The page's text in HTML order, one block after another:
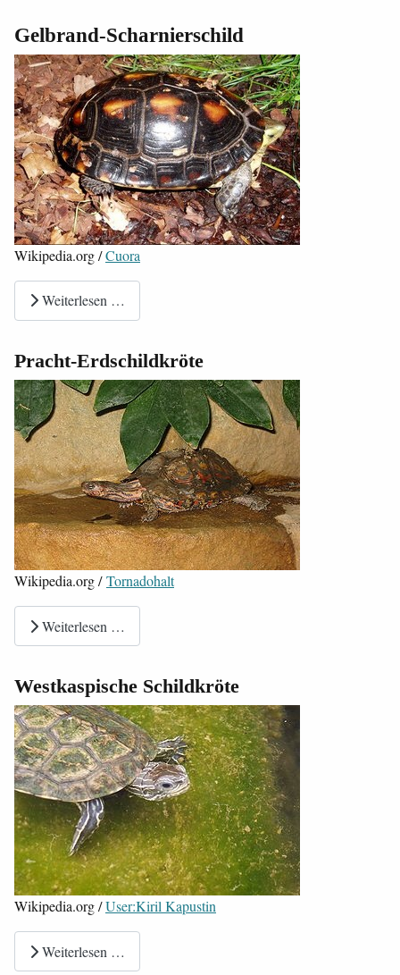
Gelbrand-Scharnierschild
Wikipedia.org /Cuora
Weiterlesen …
Pracht-Erdschildkröte
Wikipedia.org /Tornadohalt
Weiterlesen …
Westkaspische Schildkröte
Wikipedia.org /User:Kiril Kapustin
Weiterlesen …